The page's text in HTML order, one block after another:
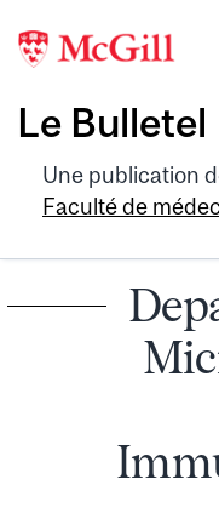
Le Bulletel
Une publication
Faculté de